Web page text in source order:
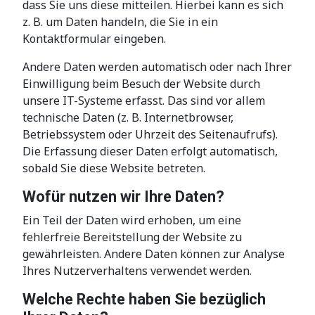
dass Sie uns diese mitteilen. Hierbei kann es sich
z. B. um Daten handeln, die Sie in ein
Kontaktformular eingeben.
Andere Daten werden automatisch oder nach Ihrer
Einwilligung beim Besuch der Website durch
unsere IT-Systeme erfasst. Das sind vor allem
technische Daten (z. B. Internetbrowser,
Betriebssystem oder Uhrzeit des Seitenaufrufs).
Die Erfassung dieser Daten erfolgt automatisch,
sobald Sie diese Website betreten.
Wofür nutzen wir Ihre Daten?
Ein Teil der Daten wird erhoben, um eine
fehlerfreie Bereitstellung der Website zu
gewährleisten. Andere Daten können zur Analyse
Ihres Nutzerverhaltens verwendet werden.
Welche Rechte haben Sie bezüglich